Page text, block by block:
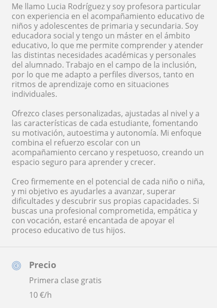
Precio
Primera clase gratis
10€/h
Me llamo Lucia Rodríguez y soy profesora particular
con experiencia en el acompañamiento educativo de
niños y adolescentes de primaria y secundaria. Soy
educadora social y tengo un máster en el ámbito
educativo, lo que me permite comprender y atender
las distintas necesidades académicas y personales
del alumnado. Trabajo en el campo de la inclusión,
por lo que me adapto a perfiles diversos, tanto en
ritmos de aprendizaje como en situaciones
individuales.
Ofrezco clases personalizadas, ajustadas al nivel y a
las características de cada estudiante, fomentando
su motivación, autoestima y autonomía. Mi enfoque
combina el refuerzo escolar con un
acompañamiento cercano y respetuoso, creando un
espacio seguro para aprender y crecer.
Creo firmemente en el potencial de cada niño o niña,
y mi objetivo es ayudarles a avanzar, superar
dificultades y descubrir sus propias capacidades. Si
buscas una profesional comprometida, empática y
con vocación, estaré encantada de apoyar el
proceso educativo de tus hijos.